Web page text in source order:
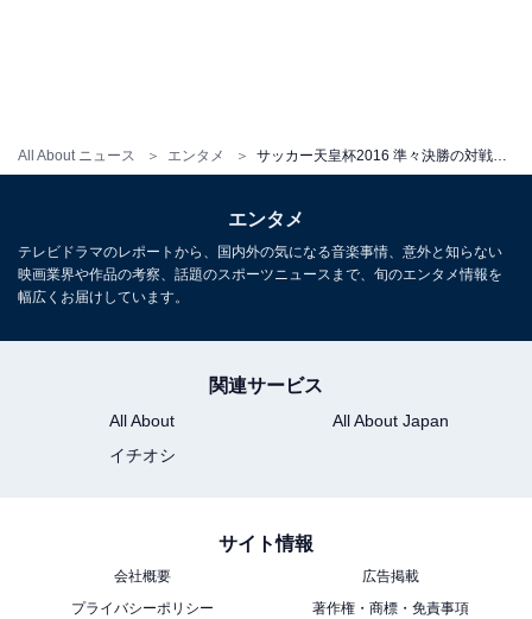
All About ニュース エンタメ
エンタメ
テレビドラマのレポートから、国内外の気になる音楽事情、意外と知らない
映画業界や作品の考察、話題のスポーツニュースまで、旬のエンタメ情報を
幅広くお届けしています。
関連サービス
All About
All About Japan
イチオシ
サイト情報
会社概要
広告掲載
プライバシーポリシー
著作権・商標・免責事項